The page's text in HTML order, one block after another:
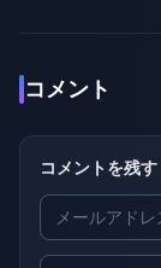
コメント
コメントを残す